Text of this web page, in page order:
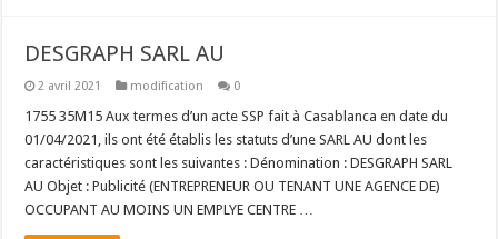
DESGRAPH SARL AU
2 avril 2021 modification 0
1755 35M15 Aux termes d’un acte SSP fait à Casablanca en date du
01/04/2021, ils ont été établis les statuts d’une SARL AU dont les
caractéristiques sont les suivantes : Dénomination : DESGRAPH SARL
AU Objet : Publicité (ENTREPRENEUR OU TENANT UNE AGENCE DE)
OCCUPANT AU MOINS UN EMPLYE CENTRE …